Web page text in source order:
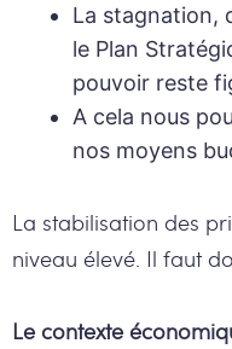
La stagnation,
le Plan
pouvoir reste
A cela nous
nos moyens
La stabilisation des
niveau élevé. Il faut
Le contexte